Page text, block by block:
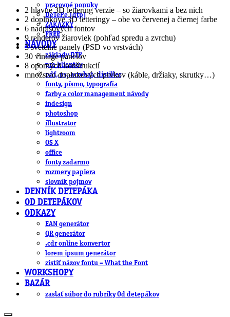
pracovné ponuky
DeTePe [dtp]
ZÁKAZKY
FREE
NÁVODY
základy DTP
pre klientov
pdf, ps, acrobat, distiller
fonty, písmo, typografia
farby a color management návody
indesign
photoshop
illustrator
lightroom
OS X
office
fonty zadarmo
rozmery papiera
slovník pojmov
DENNÍK DETEPÁKA
OD DETEPÁKOV
ODKAZY
EAN generátor
QR generátor
.cdr online konvertor
lorem ipsum generátor
zistiť názov fontu – What the Font
WORKSHOPY
BAZÁR
zaslať súbor do rubriky Od detepákov
2 hlavné 3D lettering verzie – so žiarovkami a bez nich
2 doplnkové 3D letteringy – obe vo červenej a čiernej farbe
6 nadpisových fontov
9 renderov žiaroviek (pohľad spredu a zvrchu)
3 svetelné panely (PSD vo vrstvách)
30 vintage panelov
8 oporných konštrukcií
množstvo doplnkových prvkov (káble, držiaky, skrutky…)